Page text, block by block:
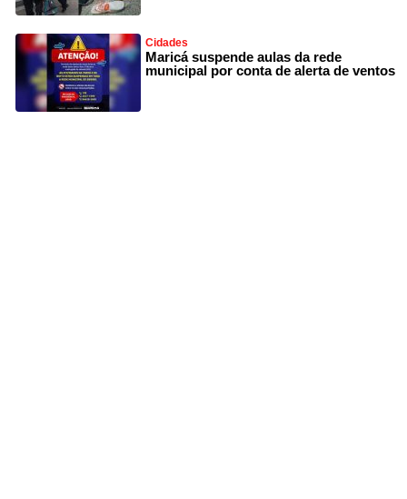
Cidades
Maricá suspende aulas da rede
municipal por conta de alerta de ventos